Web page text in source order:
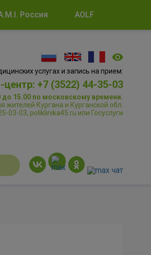
Россия AOLF
услугах и запись на прием:
центр: +7 (3522) 44-35-03
до 15.00 по московскому времени.
жителей Кургана и Курганской обл.
03-03, poliklinika45.ru или Госуслуги